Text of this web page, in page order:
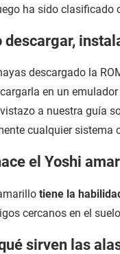
ha sido clasificado
descargar,
descargado la
en un
a nuestra guía
cualquier sistema
el Yoshi
tiene la
cercanos en el
sirven las